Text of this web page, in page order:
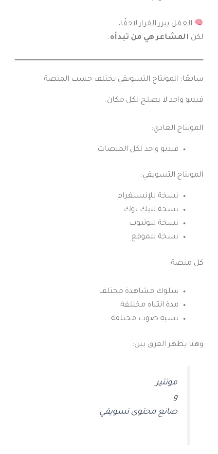
العقل يبرر القرار لاحقًا،
لكنالمشاعر هي من تبدأه.
سابعًا: المونتاج التسويقي يختلف حسب المنصة
فيديو واحد لا يصلح لكل مكان.
المونتاج العادي:
فيديو واحد لكل المنصات
المونتاج التسويقي:
نسخة للإنستغرام
نسخة لتيك توك
نسخة ليوتيوب
نسخة للموقع
كل منصة:
سلوك مشاهدة مختلف
مدة انتباه مختلفة
نسبة صوت مختلفة
وهنا يظهر الفرق بين:
مونتير
صانع محتوى تسويقي